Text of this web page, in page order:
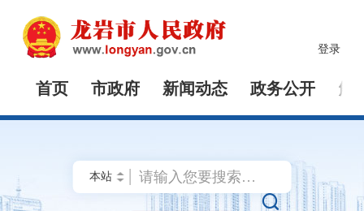
登录
首页 市政府 新闻动态 政务公开 解
